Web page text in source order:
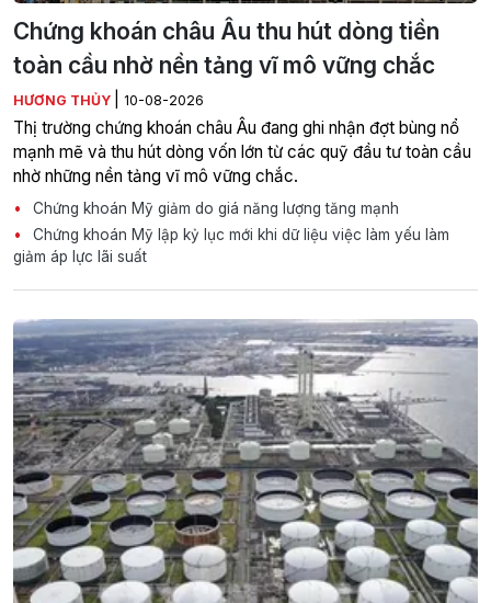
Chứng khoán châu Âu thu hút dòng tiền
toàn cầu nhờ nền tảng vĩ mô vững chắc
HƯƠNG THỦY 10-08-2026
Thị trường chứng khoán châu Âu đang ghi nhận đợt bùng nổ
mạnh mẽ và thu hút dòng vốn lớn từ các quỹ đầu tư toàn cầu
nhờ những nền tảng vĩ mô vững chắc.
Chứng khoán Mỹ giảm do giá năng lượng tăng mạnh
Chứng khoán Mỹ lập kỷ lục mới khi dữ liệu việc làm yếu làm
giảm áp lực lãi suất